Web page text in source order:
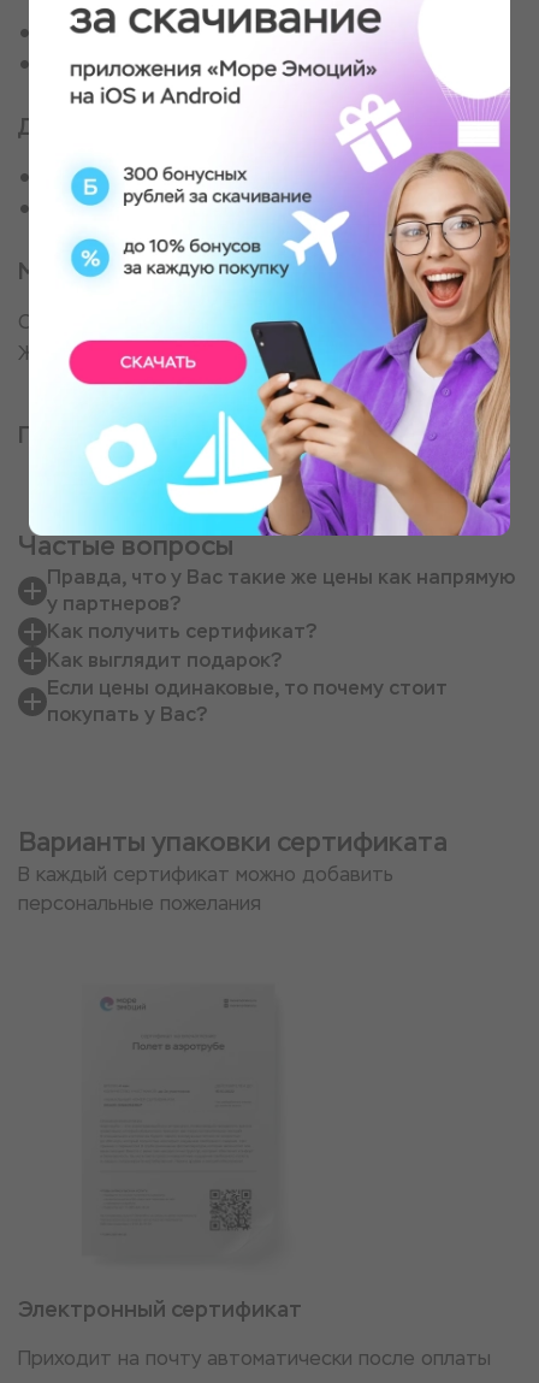
Ароматерапия. Релакс-музыка. Свечи
Чайная церемония.
Для кого
Для любителей расслабиться
Для тех, кому нужно перезагрузиться
Место проведения
Спа-салон в Мотовилихинском районе/​
Железнодорожном ж/м
Партнер, оказывающий услугу
Частые вопросы
Правда, что у Вас такие же цены как напрямую
у партнеров?
Как получить сертификат?
Как выглядит подарок?
Если цены одинаковые, то почему стоит
покупать у Вас?
Варианты упаковки сертификата
В каждый сертификат можно добавить
персональные пожелания
Электронный сертификат
Приходит на почту автоматически после оплаты